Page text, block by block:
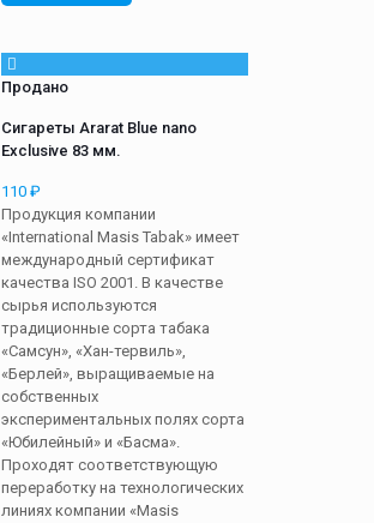
Продано
Сигареты Ararat Blue nano
Exclusive 83 мм.
110 ₽
Продукция компании
«International Masis Tabak» имеет
международный сертификат
качества ISO 2001. В качестве
сырья используются
традиционные сорта табака
«Самсун», «Хан-тервиль»,
«Берлей», выращиваемые на
собственных
экспериментальных полях сорта
«Юбилейный» и «Басма».
Проходят соответствующую
переработку на технологических
линиях компании «Masis